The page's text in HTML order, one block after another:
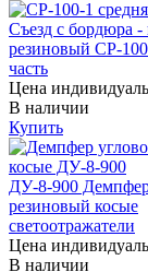
Съезд с бордюра -
резиновый СР-
часть
Цена
В наличии
Купить
ДУ-8-900
резиновый косые
светоотражатели
Цена
В наличии